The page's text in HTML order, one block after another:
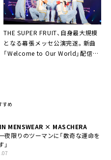
THE SUPER FRUIT、自身最大規模
となる幕張メッセ公演完遂。新曲
「Welcome to Our World」配信も
すめ
MENSWEAR × MASCHERA
一夜限りのツーマンに「数奇な運命を
」